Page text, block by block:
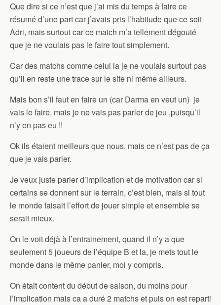
Que dire si ce n’est que j’ai mis du temps à faire ce
résumé d’une part car j’avais pris l’habitude que ce soit
Adri, mais surtout car ce match m’a tellement dégouté
que je ne voulais pas le faire tout simplement.
Car des matchs comme celui la je ne voulais surtout pas
qu’il en reste une trace sur le site ni même ailleurs.
Mais bon s’il faut en faire un (car Darma en veut un) je
vais le faire, mais je ne vais pas parler de jeu ,puisqu’il
n’y en pas eu !!
Ok ils étaient meilleurs que nous, mais ce n’est pas de ça
que je vais parler.
Je veux juste parler d’implication et de motivation car si
certains se donnent sur le terrain, c’est bien, mais si tout
le monde faisait l’effort de jouer simple et ensemble se
serait mieux.
On le voit déjà à l’entrainement, quand il n’y a que
seulement 5 joueurs de l’équipe B et la, je mets tout le
monde dans le même panier, moi y compris.
On était content du début de saison, du moins pour
l’implication mais ca a duré 2 matchs et puis on est reparti